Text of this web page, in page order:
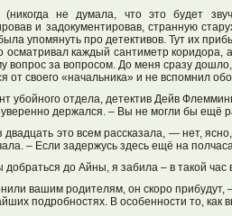
не думала, что это будет
и задокументировав, странную
упомянуть про детективов. Тут их
осматривал каждый сантиметр
вопрос за вопросом. До меня сразу
от своего «начальника» и не вспомнил
убойного отдела, детектив Дейв
держался. – Вы не могли бы ещё
это всем рассказала, — нет,
– Если задержусь здесь ещё на
добраться до Айны, я забила – в такой
вашим родителям, он скоро
подробностях. В особенности то,